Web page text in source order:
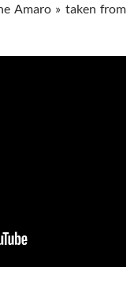
Amaro » taken from